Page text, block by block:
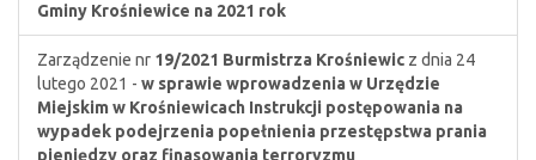
Gminy Krośniewice na 2021 rok
Zarządzenie nr 19/2021 Burmistrza Krośniewic z dnia 24
lutego 2021 - w sprawie wprowadzenia w Urzędzie
Miejskim w Krośniewicach Instrukcji postępowania na
wypadek podejrzenia popełnienia przestępstwa prania
pieniędzy oraz finasowania terroryzmu